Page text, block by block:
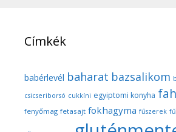
Címkék
babérlevél baharat bazsalikom
csicseriborsó cukkíni egyiptomi konyha
fenyőmag fetasajt fokhagyma fűszerek